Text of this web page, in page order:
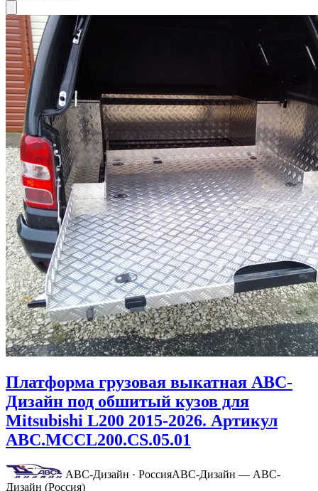
Платформа грузовая выкатная АВС-
Дизайн под обшитый кузов для
Mitsubishi L200 2015-2026. Артикул
ABC.MCCL200.CS.05.01
АВС-Дизайн · РоссияАВС-Дизайн — АВС-
Дизайн (Россия)